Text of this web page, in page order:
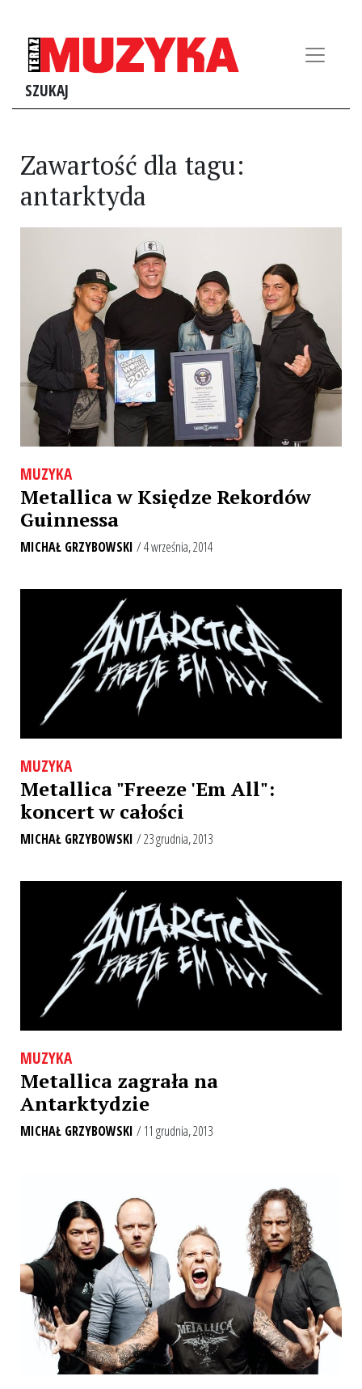
SZUKAJ
Zawartość dla tagu:
antarktyda
MUZYKA
Metallica w Księdze Rekordów
Guinnessa
MICHAŁ GRZYBOWSKI / 4 września, 2014
MUZYKA
Metallica "Freeze 'Em All":
koncert w całości
MICHAŁ GRZYBOWSKI / 23 grudnia, 2013
MUZYKA
Metallica zagrała na
Antarktydzie
MICHAŁ GRZYBOWSKI / 11 grudnia, 2013